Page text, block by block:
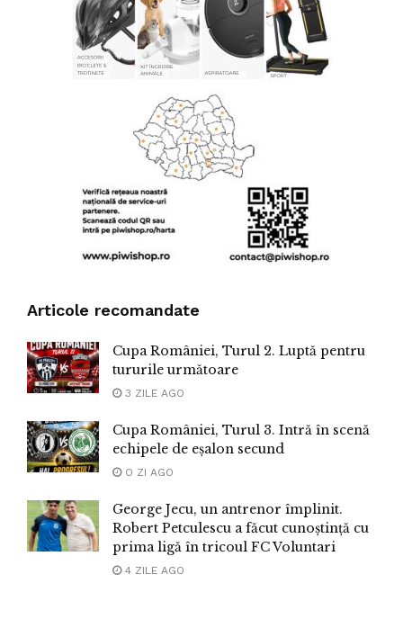
Articole recomandate
Cupa României, Turul 2. Luptă pentru
tururile următoare
3 ZILE AGO
Cupa României, Turul 3. Intră în scenă
echipele de eșalon secund
O ZI AGO
George Jecu, un antrenor împlinit.
Robert Petculescu a făcut cunoștință cu
prima ligă în tricoul FC Voluntari
4 ZILE AGO